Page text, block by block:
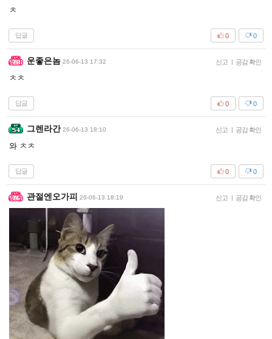
ㅊ
답글 0
0
운좋은놈 26-06-13 17:32 신고 | 공감 확인
ㅊㅊ
답글 0
0
그렌라간 26-06-13 18:10 신고 | 공감 확인
와 ㅊㅊ
답글 0
0
관절엔오가피 26-06-13 18:19 신고 | 공감 확인